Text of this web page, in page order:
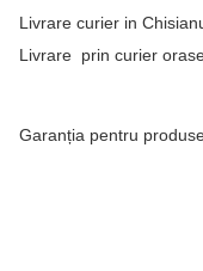
Livrare curier in
Livrare prin curier
Garanția pentru